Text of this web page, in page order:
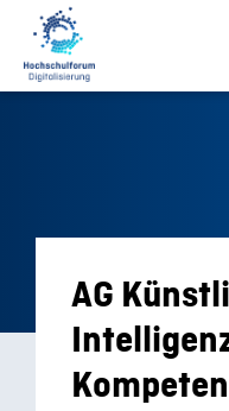
AG